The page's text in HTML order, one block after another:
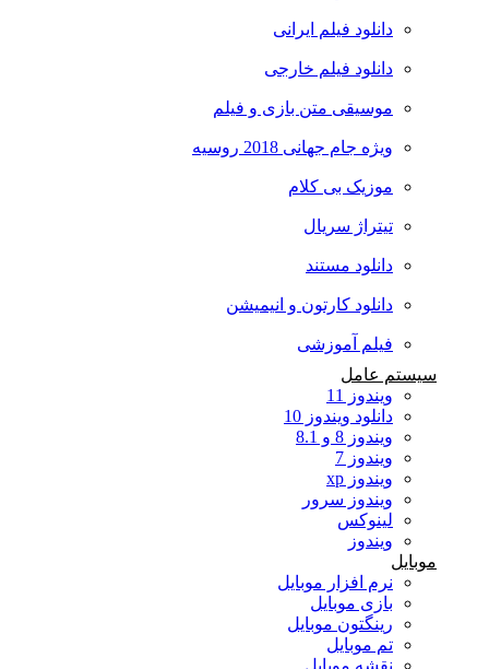
دانلود فیلم ایرانی
دانلود فیلم خارجی
موسیقی متن بازی و فیلم
ویژه جام جهانی 2018 روسیه
موزیک بی کلام
تیتراژ سریال
دانلود مستند
دانلود کارتون و انیمیشن
فیلم آموزشی
سیستم عامل
ویندوز 11
دانلود ویندوز 10
ویندوز 8 و 8.1
ویندوز 7
ویندوز xp
ویندوز سرور
لینوکس
ویندوز
موبایل
نرم افزار موبایل
بازی موبایل
رینگتون موبایل
تم موبایل
نقشه موبایل